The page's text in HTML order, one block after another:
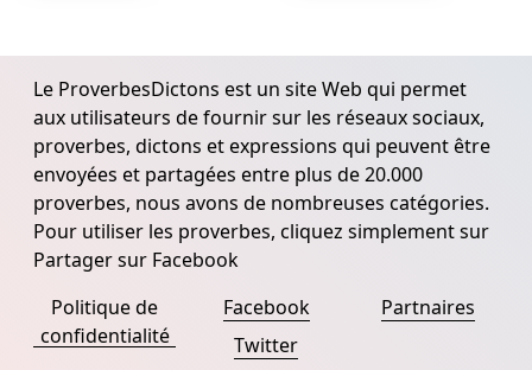
Le ProverbesDictons est un site Web qui permet
aux utilisateurs de fournir sur les réseaux sociaux,
proverbes, dictons et expressions qui peuvent être
envoyées et partagées entre plus de 20.000
proverbes, nous avons de nombreuses catégories.
Pour utiliser les proverbes, cliquez simplement sur
Partager sur Facebook
Politique de
confidentialité
Facebook
Twitter
Partnaires